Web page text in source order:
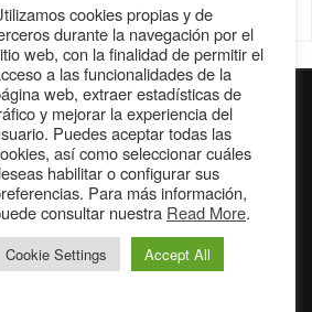
digital de la Sociedad Erasmiana
2468. Bienvenidos cuantos
que intercambiar navegando por
que es el océano erasmiano.
cookies propias y de
durante la navegación por el
web, con la finalidad de permitir el
a las funcionalidades de la
web, extraer estadísticas de
y mejorar la experiencia del
Puedes aceptar todas las
así como seleccionar cuáles
habilitar o configurar sus
Para más información,
consultar nuestra Read More.
Cookie Settings Accept All